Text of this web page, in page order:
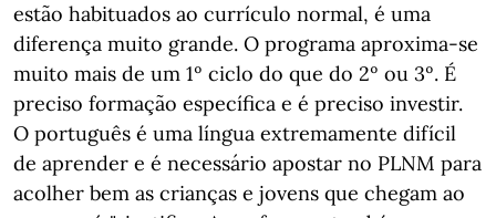
estão habituados ao currículo normal, é uma
diferença muito grande. O programa aproxima-se
muito mais de um 1º ciclo do que do 2º ou 3º. É
preciso formação específica e é preciso investir.
O português é uma língua extremamente difícil
de aprender e é necessário apostar no PLNM para
acolher bem as crianças e jovens que chegam ao